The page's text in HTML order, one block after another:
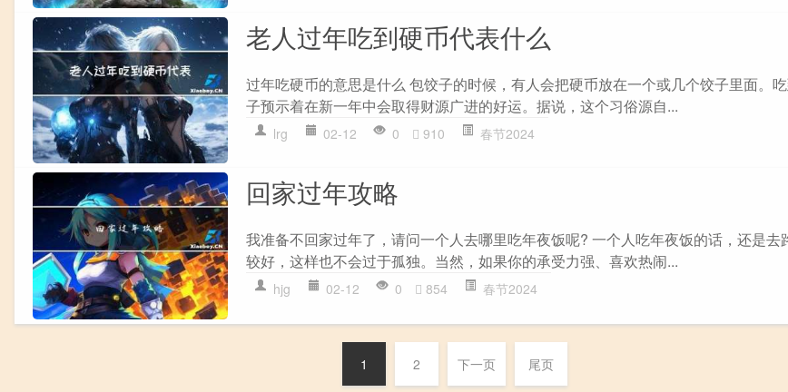
老人过年吃到硬币代表什么
过年吃硬币的意思是什么 包饺子的时候，有人会把硬币放在一个或几个饺子里面。
子预示着在新一年中会取得财源广进的好运。据说，这个习俗源自...
lrg 02-12 0 910 春节2024
回家过年攻略
我准备不回家过年了，请问一个人去哪里吃年夜饭呢? 一个人吃年夜饭的话，还是去
较好，这样也不会过于孤独。当然，如果你的承受力强、喜欢热闹...
hjg 02-12 0 854 春节2024
1 2 下一页 尾页